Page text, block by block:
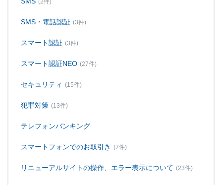
(2件)
SMS・電話認証 (3件)
スマート認証 (3件)
スマート認証NEO (27件)
セキュリティ (15件)
犯罪対策 (13件)
テレフォンバンキング
スマートフォンでのお取引き (7件)
リニューアルサイトの操作、エラー表示について (23件)